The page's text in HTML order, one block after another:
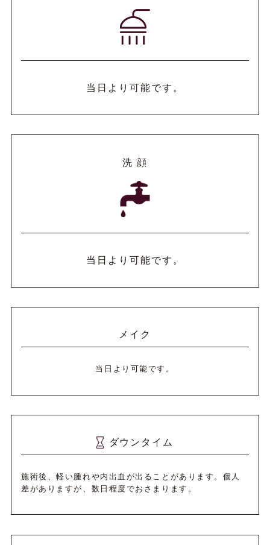
当日より可能です。
洗 顔
当日より可能です。
メイク
当日より可能です。
ダウンタイム
施術後、軽い腫れや内出血が出ることがあります。個人
差がありますが、数日程度でおさまります。